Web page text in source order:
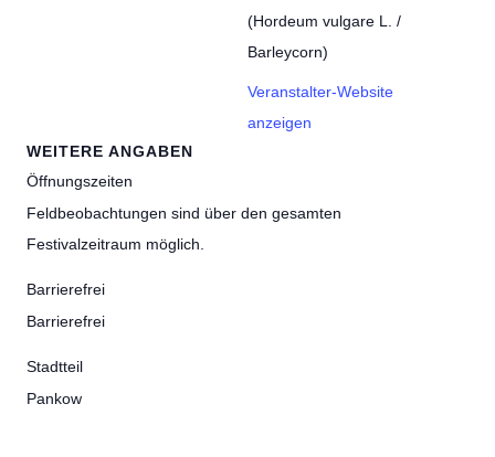
(Hordeum vulgare L. /
Barleycorn)
Veranstalter-Website
anzeigen
WEITERE ANGABEN
Öffnungszeiten
Feldbeobachtungen sind über den gesamten
Festivalzeitraum möglich.
Barrierefrei
Barrierefrei
Stadtteil
Pankow